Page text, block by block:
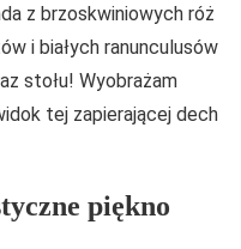
z brzoskwiniowych róż
i białych ranunculusów
stołu! Wyobrażam
tej zapierającej dech
piękno